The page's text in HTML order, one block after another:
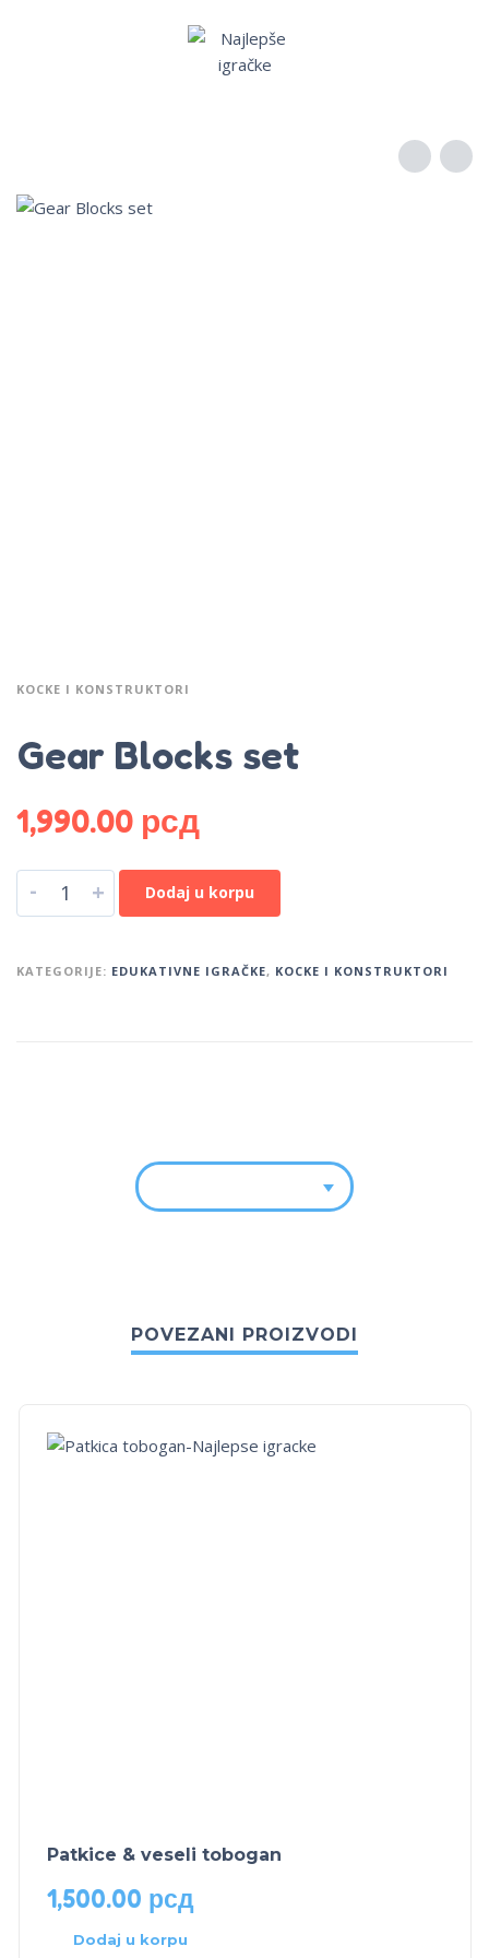
KOCKE I KONSTRUKTORI
Gear Blocks set
1,990.00 рсд
- + Dodaj u korpu
KATEGORIJE: EDUKATIVNE IGRAČKE, KOCKE I KONSTRUKTORI
POVEZANI PROIZVODI
Patkice & veseli tobogan
1,500.00 рсд
Dodaj u korpu